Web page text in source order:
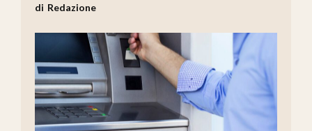
Redazione